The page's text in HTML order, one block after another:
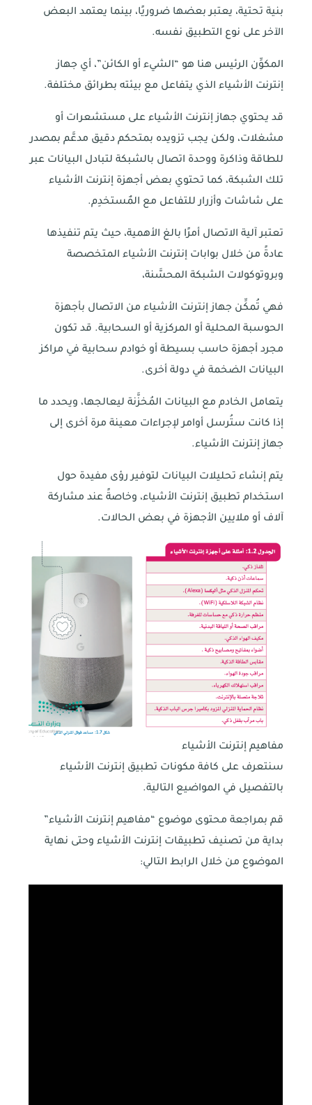
بنية تحتية، يعتبر بعضها ضروريًا، بينما يعتمد البعض
الآخر على نوع التطبيق نفسه.
المكوِّن الرئيس هنا هو “الشيء أو الكائن”، أي جهاز
إنترنت الأشياء الذي يتفاعل مع بيئته بطرائق مختلفة.
قد يحتوي جهاز إنترنت الأشياء على مستشعرات أو
مشغلات، ولكن يجب تزويده بمتحكم دقيق مدعَّم بمصدر
للطاقة وذاكرة ووحدة اتصال بالشبكة لتبادل البيانات عبر
تلك الشبكة، كما تحتوي بعض أجهزة إنترنت الأشياء
على شاشات وأزرار للتفاعل مع المٌستخدِم.
تعتبر آلية الاتصال أمرًا بالغ الأهمية، حيث يتم تنفيذها
عادةً من خلال بوابات إنترنت الأشياء المتخصصة
وبروتوكولات الشبكة المحسَّنة،
فهي تُمكِّن جهاز إنترنت الأشياء من الاتصال بأجهزة
الحوسبة المحلية أو المركزية أو السحابية. قد تكون
مجرد أجهزة حاسب بسيطة أو خوادم سحابية في مراكز
البيانات الضخمة في دولة أخرى.
يتعامل الخادم مع البيانات المُخزَّنة ليعالجها، ويحدد ما
إذا كانت ستُرسل أوامر لإجراءات معينة مرة أخرى إلى
جهاز إنترنت الأشياء.
يتم إنشاء تحليلات البيانات لتوفير رؤى مفيدة حول
استخدام تطبيق إنترنت الأشياء، وخاصةً عند مشاركة
آلاف أو ملايين الأجهزة في بعض الحالات.
مفاهيم إنترنت الأشياء
سنتعرف على كافة مكونات تطبيق إنترنت الأشياء
بالتفصيل في المواضيع التالية.
قم بمراجعة محتوى موضوع “مفاهيم إنترنت الأشياء”
بداية من تصنيف تطبيقات إنترنت الأشياء وحتى نهاية
الموضوع من خلال الرابط التالي: